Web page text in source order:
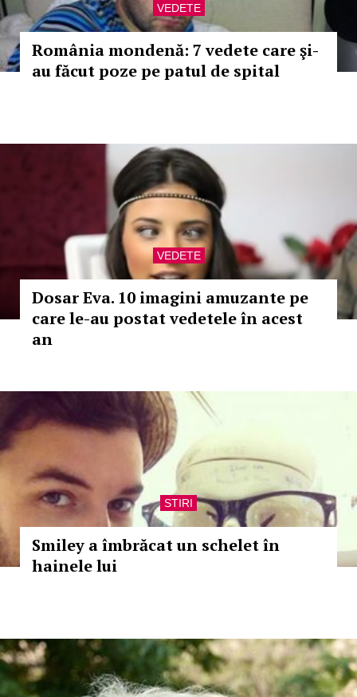
VEDETE
România mondenă: 7 vedete care şi-
au făcut poze pe patul de spital
VEDETE
Dosar Eva. 10 imagini amuzante pe
care le-au postat vedetele în acest
an
STIRI
Smiley a îmbrăcat un schelet în
hainele lui